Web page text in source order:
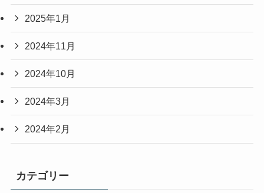
2025年1月
2024年11月
2024年10月
2024年3月
2024年2月
カテゴリー